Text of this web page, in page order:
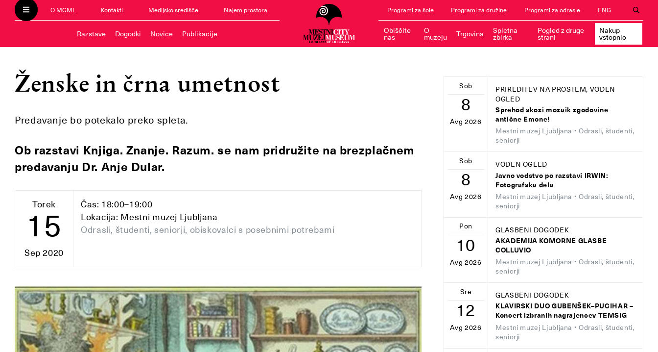
O MGML Kontakti Medijsko središče Najem prostora
Razstave Dogodki Novice Publikacije
Programi za šole Programi za družine Programi za odrasle ENG
Obiščite
nas
O
muzeju Trgovina Spletna
zbirka
Pogled z druge
strani
Nakup
vstopnic
Ženske in črna umetnost
Predavanje bo potekalo preko spleta.
Ob razstavi Knjiga. Znanje. Razum. se nam pridružite na brezplačnem
predavanju Dr. Anje Dular.
Torek
15
Sep 2020
Čas: 18:00–19:00
Lokacija: Mestni muzej Ljubljana
Odrasli, študenti, seniorji, obiskovalci s posebnimi potrebami
Sob
8
Avg 2026
PRIREDITEV NA PROSTEM, VODEN
OGLED
Sprehod skozi mozaik zgodovine
antične Emone!
Mestni muzej Ljubljana • Odrasli, študenti,
seniorji
Sob
8
Avg 2026
VODEN OGLED
Javno vodstvo po razstavi IRWIN:
Fotografska dela
Mestni muzej Ljubljana • Odrasli, študenti,
seniorji
Pon
10
Avg 2026
GLASBENI DOGODEK
AKADEMIJA KOMORNE GLASBE
COLLUVIO
Mestni muzej Ljubljana • Odrasli, študenti,
seniorji
Sre
12
Avg 2026
GLASBENI DOGODEK
KLAVIRSKI DUO GUBENŠEK–PUCIHAR –
Koncert izbranih nagrajencev TEMSIG
Mestni muzej Ljubljana • Odrasli, študenti,
seniorji